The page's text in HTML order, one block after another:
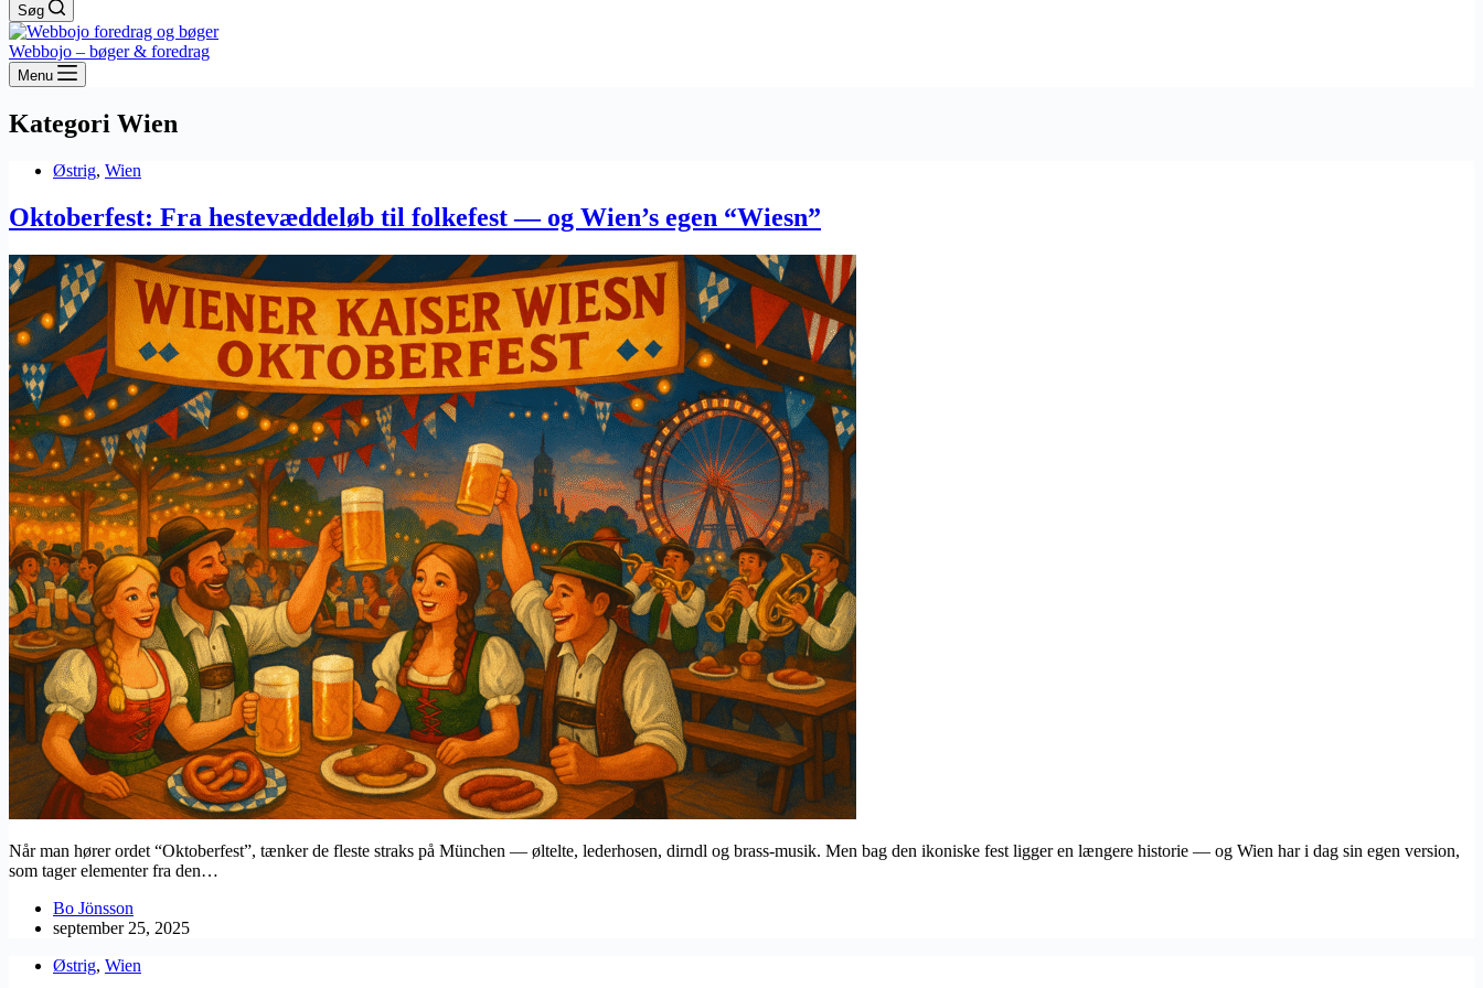
Søg
Webbojo – bøger & foredrag
Menu
Kategori Wien
Østrig, Wien
Oktoberfest: Fra hestevæddeløb til folkefest — og Wien’s egen “Wiesn”
Når man hører ordet “Oktoberfest”, tænker de fleste straks på München — øltelte, lederhosen, dirndl og brass-musik. Men bag den ikoniske fest ligger en længere historie — og Wien har i dag sin egen version,
som tager elementer fra den…
Bo Jönsson
september 25, 2025
Østrig, Wien